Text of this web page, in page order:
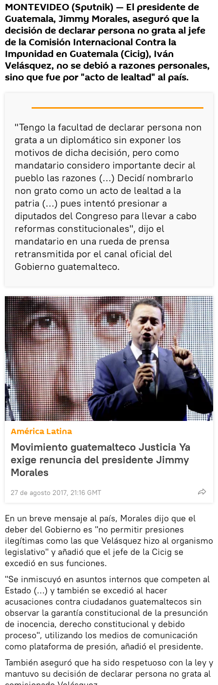
MONTEVIDEO (Sputnik) — El presidente de
Guatemala, Jimmy Morales, aseguró que la
decisión de declarar persona no grata al jefe
de la Comisión Internacional Contra la
Impunidad en Guatemala (Cicig), Iván
Velásquez, no se debió a razones personales,
sino que fue por "acto de lealtad" al país.
"Tengo la facultad de declarar persona non
grata a un diplomático sin exponer los
motivos de dicha decisión, pero como
mandatario considero importante decir al
pueblo las razones (…) Decidí nombrarlo
non grato como un acto de lealtad a la
patria (…) pues intentó presionar a
diputados del Congreso para llevar a cabo
reformas constitucionales", dijo el
mandatario en una rueda de prensa
retransmitida por el canal oficial del
Gobierno guatemalteco.
América Latina
Movimiento guatemalteco Justicia Ya
exige renuncia del presidente Jimmy
Morales
27 de agosto 2017, 21:16 GMT
En un breve mensaje al país, Morales dijo que el
deber del Gobierno es "no permitir presiones
ilegítimas como las que Velásquez hizo al organismo
legislativo" y añadió que el jefe de la Cicig se
excedió en sus funciones.
"Se inmiscuyó en asuntos internos que competen al
Estado (…) y también se excedió al hacer
acusaciones contra ciudadanos guatemaltecos sin
observar la garantía constitucional de la presunción
de inocencia, derecho constitucional y debido
proceso", utilizando los medios de comunicación
como plataforma de presión, añadió el presidente.
También aseguró que ha sido respetuoso con la ley y
mantuvo su decisión de declarar persona no grata al